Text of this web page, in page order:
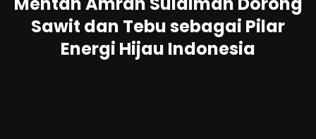
Sawit dan Tebu sebagai Pilar
Energi Hijau Indonesia